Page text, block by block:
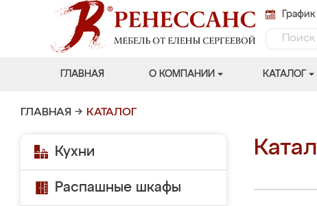
ГЛАВНАЯ О КОМПАНИИ КАТАЛОГ
ГЛАВНАЯ → КАТАЛОГ
Кухни
Распашные шкафы